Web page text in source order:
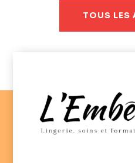
TOUS LES